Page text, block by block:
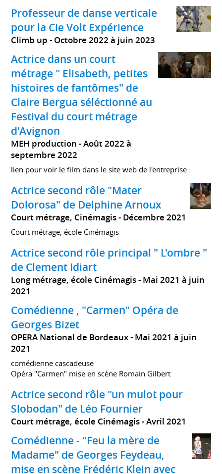
Professeur de danse verticale
pour la Cie Volt Expérience
Climb up Octobre 2022 à juin 2023
Actrice dans un court
métrage " Elisabeth, petites
histoires de fantômes" de
Claire Bergua séléctionné au
Festival du court métrage
d'Avignon
MEH production
Août 2022 à
septembre 2022
lien pour voir le film dans le site web de l'entreprise :
Actrice second rôle "Mater
Dolorosa" de Delphine Arnoux
Court métrage, Cinémagis Décembre 2021
Court métrage, école Cinémagis
Actrice second rôle principal " L'ombre "
de Clement Idiart
Long métrage, école Cinémagis
Mai 2021 à juin
2021
Comédienne , "Carmen" Opéra de
Georges Bizet
OPERA National de Bordeaux
Mai 2021 à juin
2021
comédienne cascadeuse
Opéra "Carmen" mise en scène Romain Gilbert
Actrice second rôle "un mulot pour
Slobodan" de Léo Fournier
Court métrage, école Cinémagis Avril 2021
Comédienne - "Feu la mère de
Madame" de Georges Feydeau,
mise en scène Frédéric Klein avec